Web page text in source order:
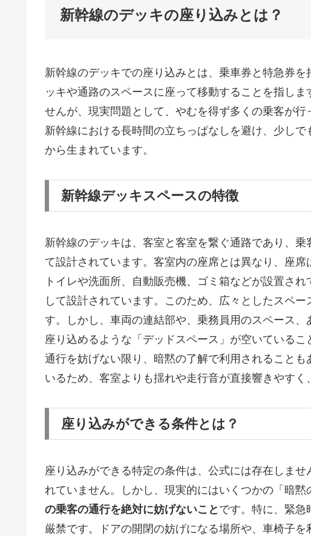
新幹線のデッキの座り込みとは？
新幹線のデッキでの座り込みとは、乗車券と特急券
ッキや通路のスペースに座って移動することを指し
せんが、現実問題として、やむを得ず多くの乗客が
新幹線における長時間の立ちっぱなしを避け、少し
から生まれています。
新幹線デッキスペースの特徴
新幹線のデッキは、客室と客室を繋ぐ通路であり、
て設計されています。客室内の座席とは異なり、座席
トイレや洗面所、自動販売機、ゴミ箱などが設置さ
して設計されています。このため、広々としたスペ
す。しかし、車両の連結部や、乗務員用のスペース
座り込めるような「デッドスペース」が空いている
通行を妨げない限り、暗黙の了解で利用されること
いるため、客室よりも揺れや走行音が直接響きやすく
座り込みができる条件とは？
座り込みができる特定の条件は、公式には存在しま
れていません。しかし、現実的にはいくつかの「暗黙
の乗客の通行を絶対に妨げないこと です。特に、緊急
厳禁です。ドアの開閉の妨げになる場所や、車椅子